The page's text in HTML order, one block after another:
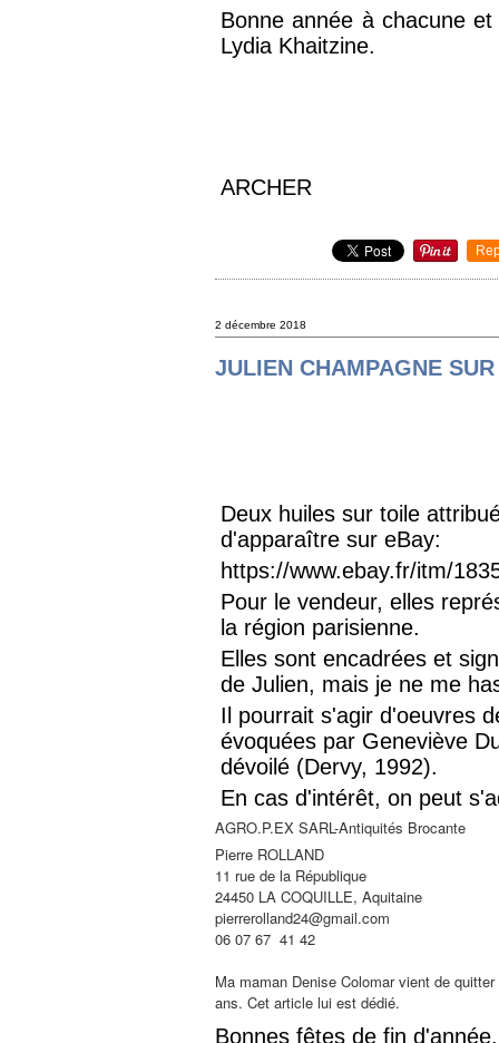
Bonne année à chacune
Lydia Khaitzine.
ARCHER
2 décembre 2018
JULIEN CHAMPAGNE
Deux huiles sur toile
d'apparaître sur eBay:
https://www.ebay.fr/itm/
Pour le vendeur, elles
la région parisienne.
Elles sont encadrées et
de Julien, mais je ne me
Il pourrait s'agir d'oeuvres
évoquées par Geneviève
dévoilé (Dervy, 1992).
En cas d'intérêt, on peut
AGRO.P.EX SARL-Antiquités Brocante
Pierre ROLLAND
11 rue de la République
24450 LA COQUILLE, Aquitaine
pierrerolland24@gmail.com
06 07 67 41 42
Ma maman Denise Colomar vient de
ans. Cet article lui est dédié.
Bonnes fêtes de fin d'année.